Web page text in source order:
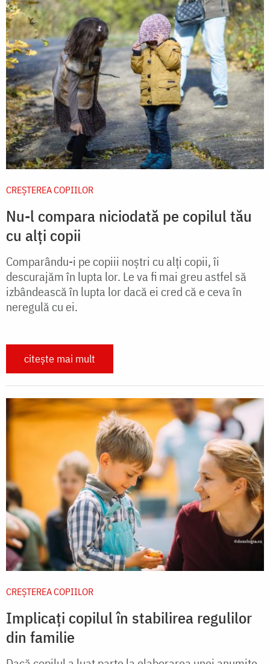
CREŞTEREA COPIILOR
Nu-l compara niciodată pe copilul tău
cu alți copii
Comparându-i pe copiii noştri cu alţi copii, îi
descurajăm în lupta lor. Le va fi mai greu astfel să
izbândească în lupta lor dacă ei cred că e ceva în
neregulă cu ei.
citește mai mult
CREŞTEREA COPIILOR
Implicați copilul în stabilirea regulilor
din familie